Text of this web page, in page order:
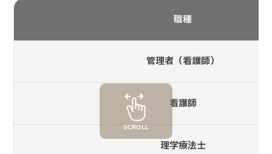
職種
管理者（看護師）
看護師
理学療法士
SCROLL